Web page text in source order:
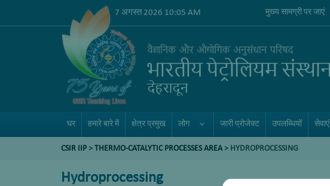
7 अगस्त 2026 10:05 AM मुख्य सामग्री पर जाएं
घर हमारे बारे में क्षेत्र प्रमुख लोग जारी प्रोजेक्ट उपलब्धियों सेवाएं
CSIR IIP > THERMO-CATALYTIC PROCESSES AREA> HYDROPROCESSING
Hydroprocessing